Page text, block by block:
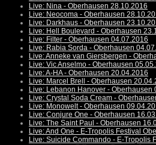
Live: Nina - Oberhausen 28.10.2016
Live: Neocoma - Oberhausen
Live: Darkhaus - Oberhausen
Live: Hell Boulevard - Oberhausen
Live: Filter - Oberhausen 04.07.2016
Live: Rabia Sorda - Oberhausen
Live: Anneke van Giersbergen -
Live: Vic Anselmo - Oberhausen
Live: A-HA - Oberhausen 20.04.2016
Live: Marcel Brell - Oberhausen
Live: Lebanon Hanover - Oberhausen
Live: Crystal Soda Cream -
Live: Monowelt - Oberhausen
Live: Conjure One - Oberhausen
Live: The Saint Paul - Oberhausen
Live: And One - E-Tropolis Festival
Live: Suicide Commando - E-Tropolis